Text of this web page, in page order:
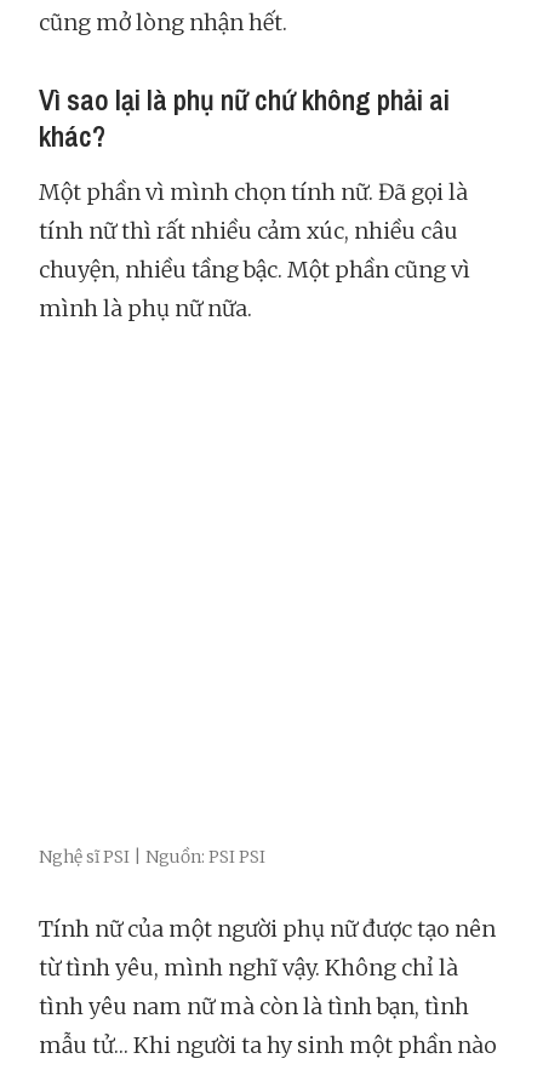
cũng mở lòng nhận hết.
Vì sao lại là phụ nữ chứ không phải ai
khác?
Một phần vì mình chọn tính nữ. Đã gọi là
tính nữ thì rất nhiều cảm xúc, nhiều câu
chuyện, nhiều tầng bậc. Một phần cũng vì
mình là phụ nữ nữa.
Nghệ sĩ PSI | Nguồn: PSI PSI
Tính nữ của một người phụ nữ được tạo nên
từ tình yêu, mình nghĩ vậy. Không chỉ là
tình yêu nam nữ mà còn là tình bạn, tình
mẫu tử… Khi người ta hy sinh một phần nào